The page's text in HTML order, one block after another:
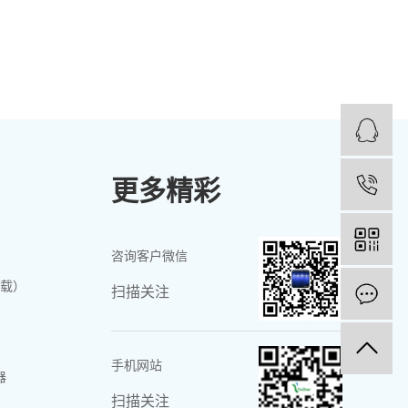
）
更多精彩
咨询客户微信
扫描关注
手机网站
扫描关注